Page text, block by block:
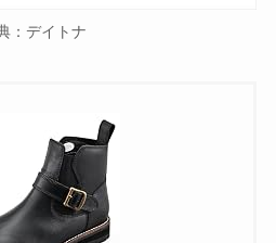
：デイトナ